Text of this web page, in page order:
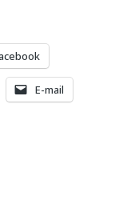
E-mail